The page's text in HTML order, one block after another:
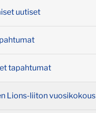
uutiset
tapahtumat
Lions-liiton vuosikokous